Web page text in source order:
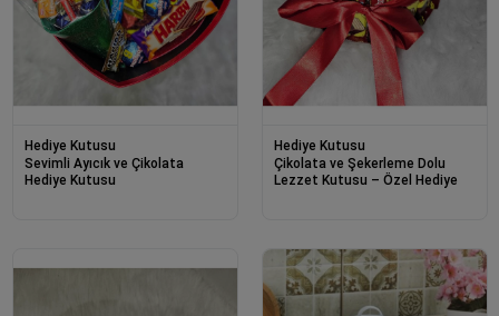
Hediye Kutusu
Sevimli Ayıcık ve Çikolata
Hediye Kutusu
Hediye Kutusu
Çikolata ve Şekerleme Dolu
Lezzet Kutusu – Özel Hediye